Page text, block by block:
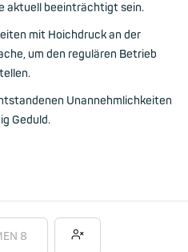
aktuell beeinträchtigt sein.
mit Hoichdruck an der
um den regulären Betrieb
Unannehmlichkeiten
Geduld.
8